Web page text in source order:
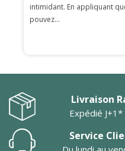
intimidant. En appliquant
pouvez...
Livraison
Expédié
Service